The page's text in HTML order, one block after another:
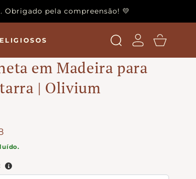
Obrigado pela compreensão! 💛
Login Carrinho
em Madeira para
| Olivium